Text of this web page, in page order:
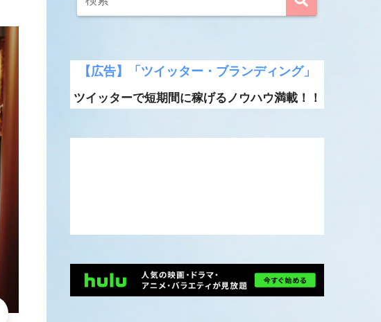
【広告】「ツイッター・ブランディング」
ツイッターで短期間に稼げるノウハウ満載！！